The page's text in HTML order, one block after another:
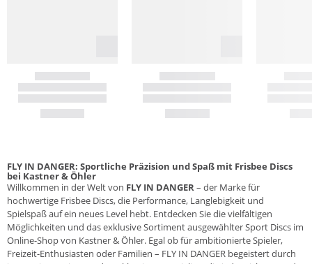
FLY IN DANGER: Sportliche Präzision und Spaß mit Frisbee Discs
bei Kastner & Öhler
Willkommen in der Welt von FLY IN DANGER– der Marke für
hochwertige Frisbee Discs, die Performance, Langlebigkeit und
Spielspaß auf ein neues Level hebt. Entdecken Sie die vielfältigen
Möglichkeiten und das exklusive Sortiment ausgewählter Sport Discs im
Online-Shop von Kastner & Öhler. Egal ob für ambitionierte Spieler,
Freizeit-Enthusiasten oder Familien – FLY IN DANGER begeistert durch